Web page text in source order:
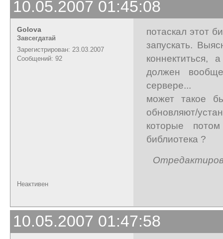
10.05.2007 01:45:08
Golova
Завсегдатай
Зарегистрирован: 23.03.2007
Сообщений: 92
потаскал этот
запускать.
коннектиться,
должен
сервере...
может такое
обновляют/
которые
библиотека ?
Неактивен
10.05.2007 01:47:58